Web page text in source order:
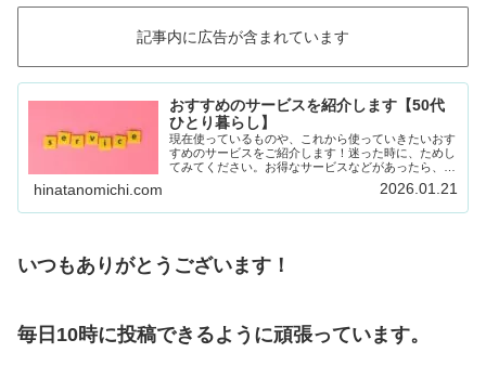
記事内に広告が含まれています
おすすめのサービスを紹介します【50代
ひとり暮らし】
現在使っているものや、これから使っていきたいおす
すめのサービスをご紹介します！迷った時に、ためし
てみてください。お得なサービスなどがあったら、随
時載せていきます！Amazon prime (アマゾンプラ
イム) 30日間の無料体験ができます。…
hinatanomichi.com 2026.01.21
いつもありがとうございます！
毎日10時に投稿できるように頑張っています。